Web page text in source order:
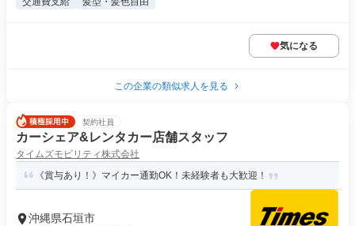
気になる
この企業の類似求人を見る
契約社員
カーシェア&レンタカー店舗スタッフ
タイムズモビリティ株式会社
《賞与あり！》マイカー通勤OK！未経験者も大歓迎！
沖縄県石垣市